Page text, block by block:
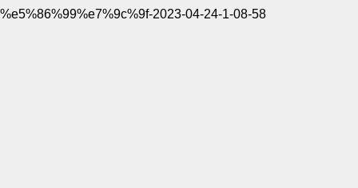
%e5%86%99%e7%9c%9f-2023-04-24-1-08-58